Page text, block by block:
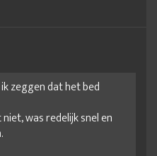
zeggen dat het bed
was redelijk snel en